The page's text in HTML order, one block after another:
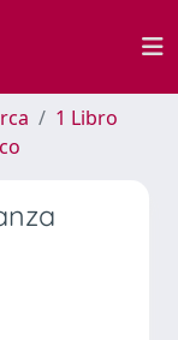
1 Libro